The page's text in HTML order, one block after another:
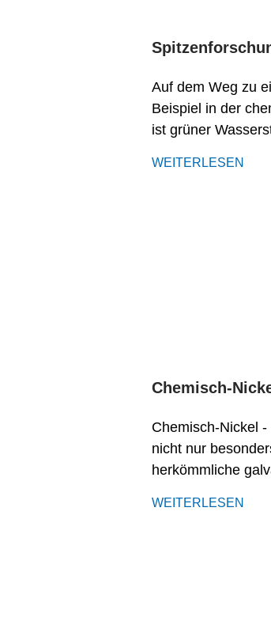
Auf dem Weg zu
Beispiel in der
ist grüner
WEITERLESEN
Chemisch-
Chemisch-Nickel
nicht nur
herkömmliche
WEITERLESEN